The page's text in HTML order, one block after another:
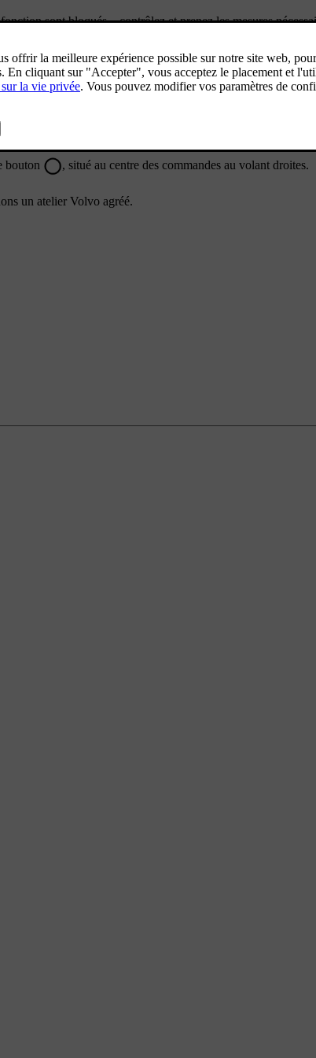
sont bloqués – contrôlez et prenez les mesures
il se doit. Il est préférable de contacter un atelier
bouton , situé au centre des commandes au volant droites.
un atelier Volvo agréé.